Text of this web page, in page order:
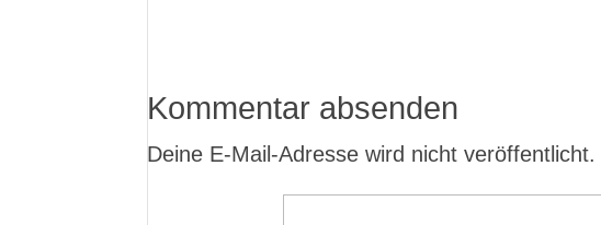
Kommentar absenden
Deine E-Mail-Adresse wird nicht veröffentlicht.